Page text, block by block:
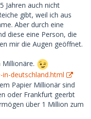
Jahren auch nicht
gibt, weil ich aus
Aber durch eine
diese eine Person, die
mir die Augen geöffnet.
deutschland.html
Papier Millionär sind
oder Frankfurt geerbt
über 1 Million zum